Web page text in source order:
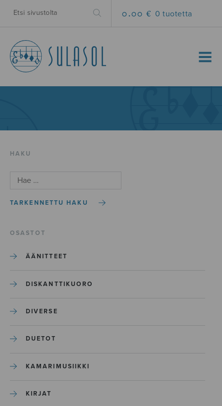
0.00 € 0 tuotetta
MENU
HAKU
TARKENNETTU HAKU
OSASTOT
ÄÄNITTEET
DISKANTTIKUORO
DIVERSE
DUETOT
KAMARIMUSIIKKI
KIRJAT